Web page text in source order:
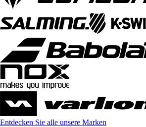
Entdecken Sie alle unsere Marken